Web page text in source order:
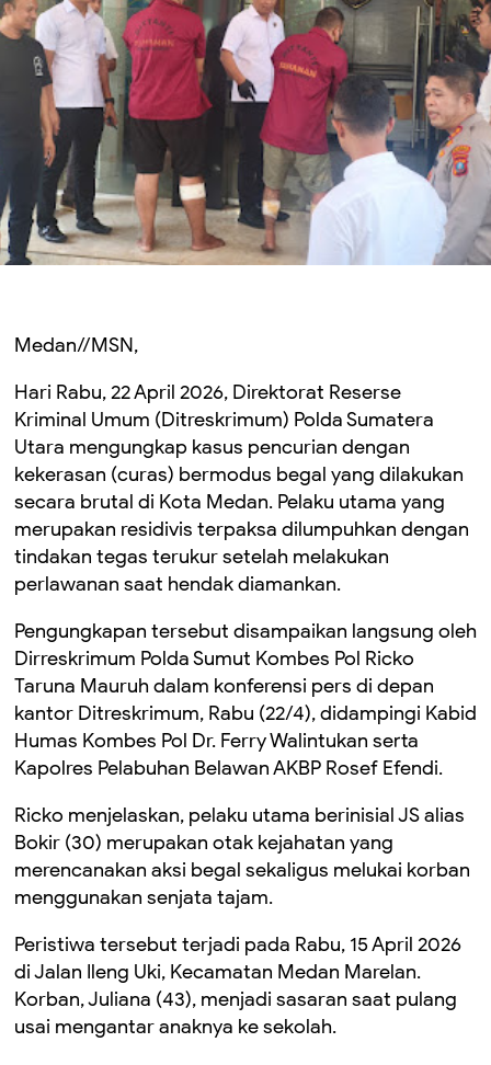
Medan//MSN,
Hari Rabu, 22 April 2026, Direktorat Reserse
Kriminal Umum (Ditreskrimum) Polda Sumatera
Utara mengungkap kasus pencurian dengan
kekerasan (curas) bermodus begal yang dilakukan
secara brutal di Kota Medan. Pelaku utama yang
merupakan residivis terpaksa dilumpuhkan dengan
tindakan tegas terukur setelah melakukan
perlawanan saat hendak diamankan.
Pengungkapan tersebut disampaikan langsung oleh
Dirreskrimum Polda Sumut Kombes Pol Ricko
Taruna Mauruh dalam konferensi pers di depan
kantor Ditreskrimum, Rabu (22/4), didampingi Kabid
Humas Kombes Pol Dr. Ferry Walintukan serta
Kapolres Pelabuhan Belawan AKBP Rosef Efendi.
Ricko menjelaskan, pelaku utama berinisial JS alias
Bokir (30) merupakan otak kejahatan yang
merencanakan aksi begal sekaligus melukai korban
menggunakan senjata tajam.
Peristiwa tersebut terjadi pada Rabu, 15 April 2026
di Jalan Ileng Uki, Kecamatan Medan Marelan.
Korban, Juliana (43), menjadi sasaran saat pulang
usai mengantar anaknya ke sekolah.